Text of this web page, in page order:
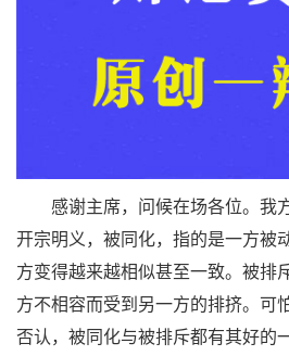
感谢主席，问候在场各位。我方
开宗明义，被同化，指的是一方被
方变得越来越相似甚至一致。被排
方不相容而受到另一方的排挤。可
否认，被同化与被排斥都有其好的